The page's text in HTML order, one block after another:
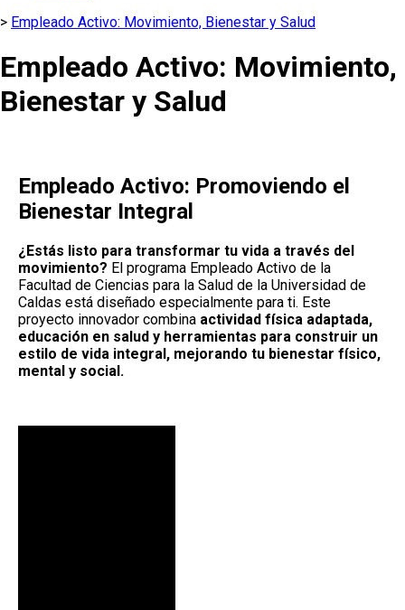
> Empleado Activo: Movimiento, Bienestar y Salud
Empleado Activo: Movimiento,
Bienestar y Salud
Empleado Activo: Promoviendo el
Bienestar Integral
¿Estás listo para transformar tu vida a través del
movimiento? El programa Empleado Activo de la
Facultad de Ciencias para la Salud de la Universidad de
Caldas está diseñado especialmente para ti. Este
proyecto innovador combina actividad física adaptada,
educación en salud y herramientas para construir un
estilo de vida integral, mejorando tu bienestar físico,
mental y social.